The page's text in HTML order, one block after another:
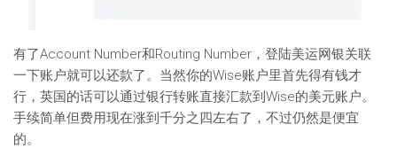
有了Account Number和Routing Number，登陆美运网银关联
一下账户就可以还款了。当然你的Wise账户里首先得有钱才
行，英国的话可以通过银行转账直接汇款到Wise的美元账户。
手续简单但费用现在涨到千分之四左右了，不过仍然是便宜
的。